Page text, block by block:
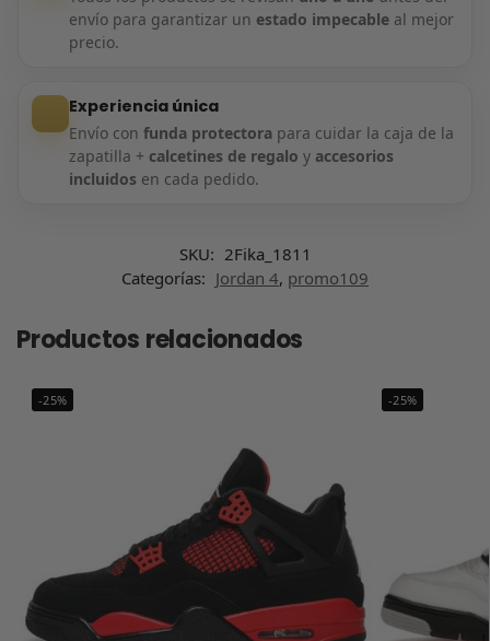
envío para garantizar un estado impecableal mejor
precio.
Experiencia única
Envío con funda protectorapara cuidar la caja de la
zapatilla + calcetines de regalo y accesorios
incluidos en cada pedido.
SKU: 2Fika_1811
Categorías: Jordan 4, promo109
Productos relacionados
-25% -25%